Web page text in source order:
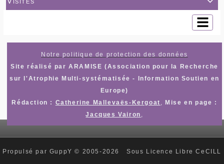
Notre politique de protection des données
Site réalisé par ARAMISE (Association pour la Recherche
sur l'Atrophie Multi-systématisée - Information Soutien en
Europe)
Rédaction : Catherine Mallevaës-Kergoat
Mise en page :
Jacques Vairon
Propulsé par GuppY© 2005-2026 Sous Licence Libre CeCILL